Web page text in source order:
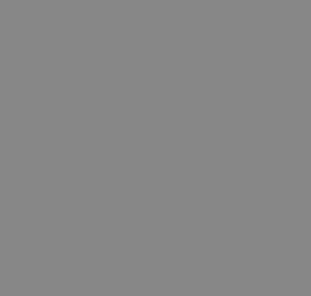
accesso per un
Analytics per
Universal
utenti
in modo casuale
in ogni richiesta
i dati di
di analisi dei
Cookie-
consenso sui
banner dei cookie
loro interazione